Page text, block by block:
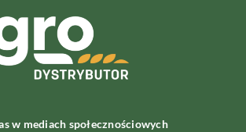
w mediach społecznościowych